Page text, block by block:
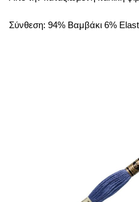
Σύνθεση: 94% Bαμβάκι 6%